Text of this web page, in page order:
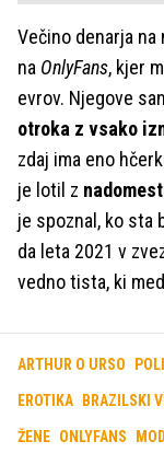
Večino denarja
na OnlyFans, kjer
evrov. Njegove
otroka z vsako
zdaj ima eno
je lotil z
je spoznal, ko sta
da leta 2021 v
vedno tista, ki
ARTHUR O URSO
EROTIKA BRAZILSKI
ŽENE ONLYFANS